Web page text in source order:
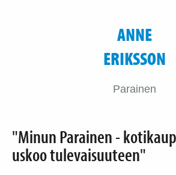
ANNE
ERIKSSON
Parainen
"Minun Parainen -
uskoo tulevaisuuteen"